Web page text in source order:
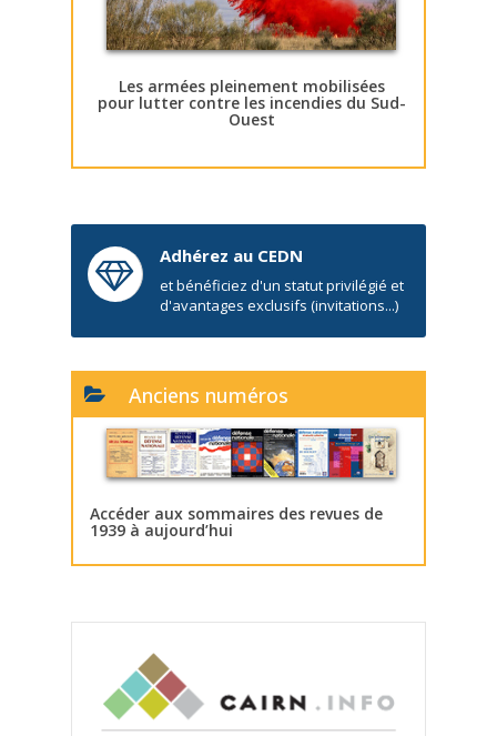
Les armées pleinement mobilisées
pour lutter contre les incendies du Sud-
Ouest
Adhérez au CEDN
et bénéficiez d'un statut privilégié et
d'avantages exclusifs (invitations...)
Anciens numéros
Accéder aux sommaires des revues de
1939 à aujourd’hui